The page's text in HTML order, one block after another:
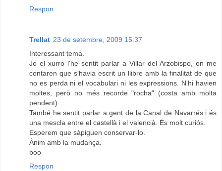
Respon
Trellat 23 de setembre, 2009 15:37
Interessant tema.
Jo el xurro l'he sentit parlar a Villar del Arzobispo, on me
contaren que s'havia escrit un llibre amb la finalitat de que
no es perda ni el vocabulari ni les expressions. N'hi havien
moltes, però no més recorde "rocha" (costa amb molta
pendent).
També he sentit parlar a gent de la Canal de Navarrés i és
una mescla entre el castellà i el valencià. És molt curiós.
Esperem que sàpiguen conservar-lo.
Ànim amb la mudança.
boo
Respon